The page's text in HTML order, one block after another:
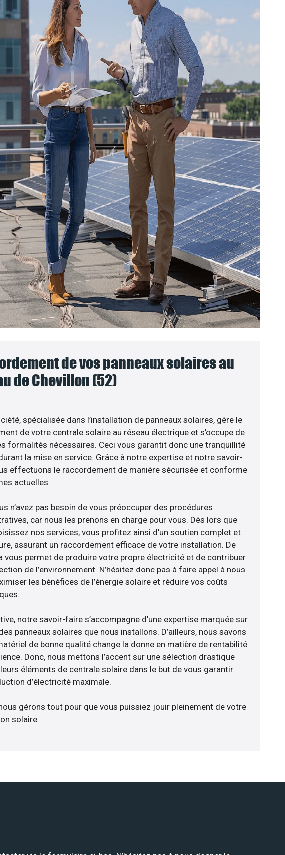
de vos panneaux solaires au
de Chevillon (52)
spécialisée dans l’installation de panneaux solaires, gère le
de votre centrale solaire au réseau électrique et s’occupe de
formalités nécessaires. Ceci vous garantit donc une tranquillité
la mise en service. Grâce à notre expertise et notre savoir-
effectuons le raccordement de manière sécurisée et conforme
actuelles.
n’avez pas besoin de vous préoccuper des procédures
car nous les prenons en charge pour vous. Dès lors que
nos services, vous profitez ainsi d’un soutien complet et
assurant un raccordement efficace de votre installation. De
vous permet de produire votre propre électricité et de contribuer
de l’environnement. N’hésitez donc pas à faire appel à nous
les bénéfices de l’énergie solaire et réduire vos coûts
notre savoir-faire s’accompagne d’une expertise marquée sur
panneaux solaires que nous installons. D’ailleurs, nous savons
de bonne qualité change la donne en matière de rentabilité
Donc, nous mettons l’accent sur une sélection drastique
éléments de centrale solaire dans le but de vous garantir
d’électricité maximale.
gérons tout pour que vous puissiez jouir pleinement de votre
solaire.